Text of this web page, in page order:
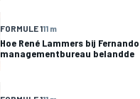
FORMULE 111 m
Hoe René Lammers bij
managementbureau belandde